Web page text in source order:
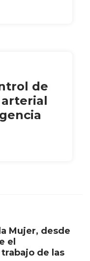
de
Mujer, desde
el
de las